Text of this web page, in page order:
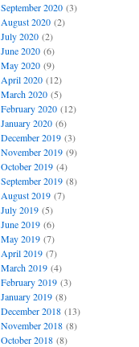
September 2020(3)
August 2020(2)
July 2020(2)
June 2020(6)
May 2020(9)
April 2020(12)
March 2020(5)
February 2020(12)
January 2020(6)
December 2019(3)
November 2019(9)
October 2019(4)
September 2019(8)
August 2019(7)
July 2019(5)
June 2019(6)
May 2019(7)
April 2019(7)
March 2019(4)
February 2019(3)
January 2019(8)
December 2018(13)
November 2018(8)
October 2018(8)